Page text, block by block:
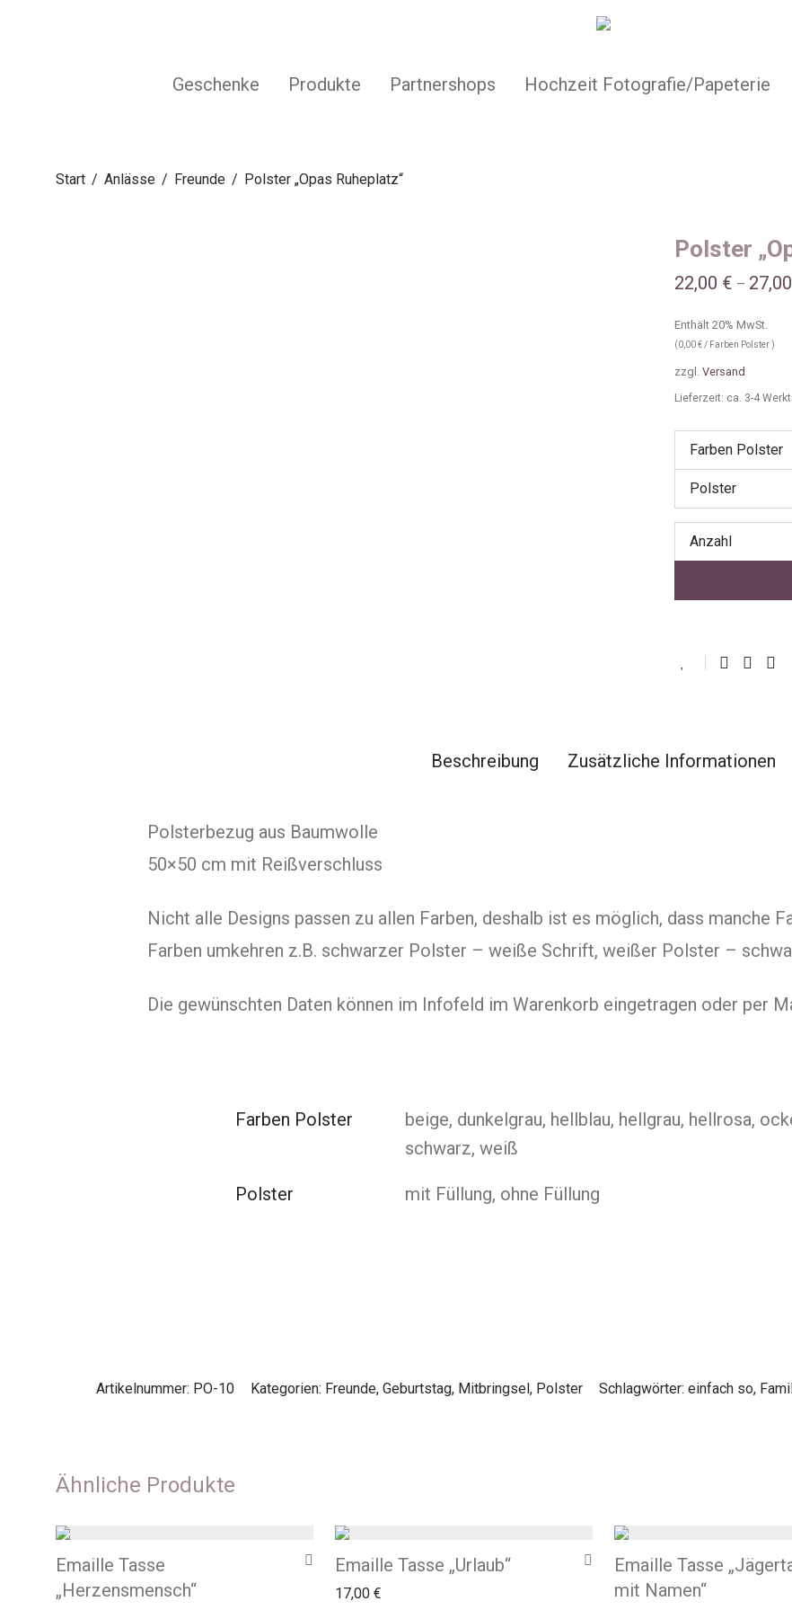
Geschenke Produkte Partnershops Hochzeit Fotografie/Papeterie
Start / Anlässe / Freunde / Polster „Opas Ruheplatz“
Polster
22,00 € – 27,00
Enthält 20% MwSt.
(0,00€/ Farben Polster )
zzgl. Versand
Lieferzeit: ca. 3-4
Farben Polster
Polster
Anzahl
Beschreibung Zusätzliche Informationen
Polsterbezug aus Baumwolle
50×50 cm mit Reißverschluss
Nicht alle Designs passen zu allen Farben, deshalb ist es möglich, dass manche
Farben umkehren z.B. schwarzer Polster – weiße Schrift, weißer Polster –
Die gewünschten Daten können im Infofeld im Warenkorb eingetragen oder per
Farben Polster
beige, dunkelgrau, hellblau, hellgrau, hellrosa,
schwarz, weiß
Polster mit Füllung, ohne Füllung
Artikelnummer: PO-10 Kategorien: Freunde, Geburtstag, Mitbringsel, Polster Schlagwörter: einfach so,
Ähnliche Produkte
Emaille Tasse
„Herzensmensch“
Emaille Tasse „Urlaub“
17,00 €
Emaille Tasse
mit Namen“